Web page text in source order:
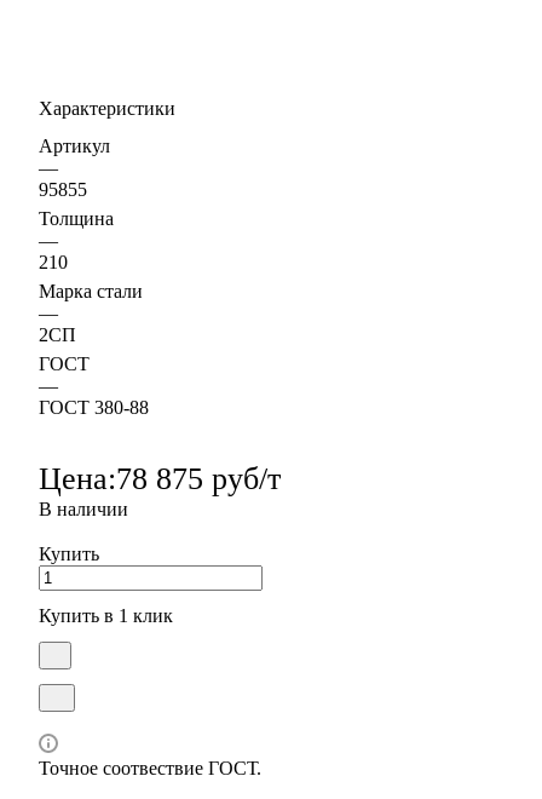
Характеристики
Артикул
—
95855
Толщина
—
210
Марка стали
—
2СП
ГОСТ
—
ГОСТ 380-88
Цена:78 875 руб/т
В наличии
Купить
Купить в 1 клик
Точное соотвествие ГОСТ.